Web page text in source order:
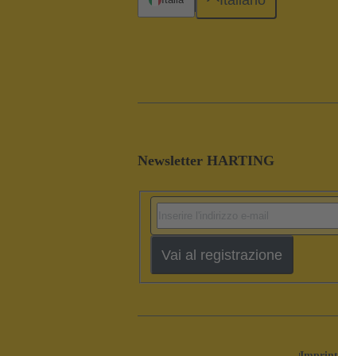
Newsletter HARTING
Vai al registrazione